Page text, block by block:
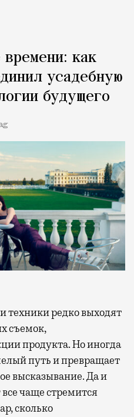
как
усадебную
будущего
съемок,
продукта. Но иногда
путь и превращает
высказывание. Да и
чаще стремится
сколько